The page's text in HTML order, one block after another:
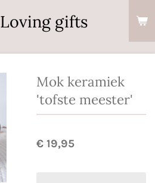
Loving gifts
Mok keramiek
'tofste meester'
€ 19,95